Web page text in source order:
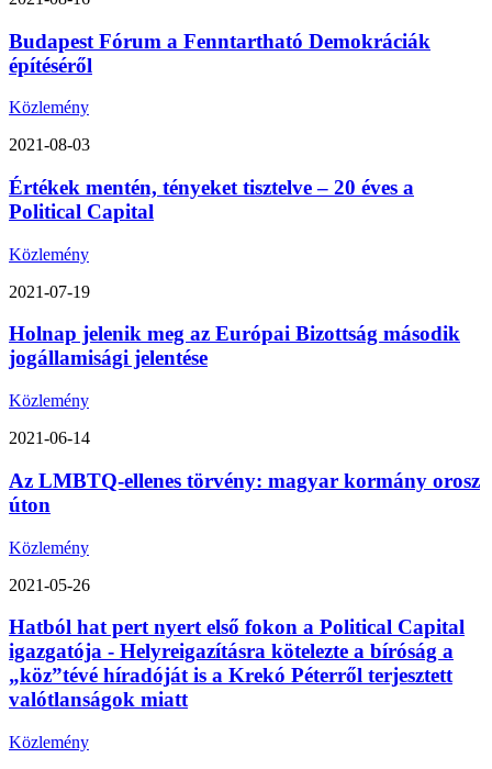
Budapest Fórum a Fenntartható Demokráciák
építéséről
Közlemény
2021-08-03
Értékek mentén, tényeket tisztelve – 20 éves a
Political Capital
Közlemény
2021-07-19
Holnap jelenik meg az Európai Bizottság második
jogállamisági jelentése
Közlemény
2021-06-14
Az LMBTQ-ellenes törvény: magyar kormány orosz
úton
Közlemény
2021-05-26
Hatból hat pert nyert első fokon a Political Capital
igazgatója - Helyreigazításra kötelezte a bíróság a
„köz”tévé híradóját is a Krekó Péterről terjesztett
valótlanságok miatt
Közlemény